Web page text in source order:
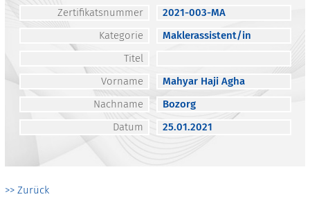
Zertifikatsnummer
2021-003-MA
Kategorie
Maklerassistent/in
Titel
Vorname
Mahyar Haji Agha
Nachname
Bozorg
Datum
25.01.2021
>> Zurück